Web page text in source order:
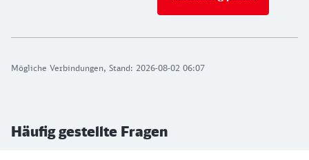
Mögliche Verbindungen, Stand: 2026-08-02 06:07
Häufig gestellte Fragen